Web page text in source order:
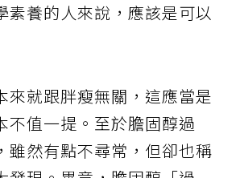
素養的人來說，應該是可以
來就跟胖瘦無關，這應當是
不值一提。至於膽固醇過
雖然有點不尋常，但卻也稱